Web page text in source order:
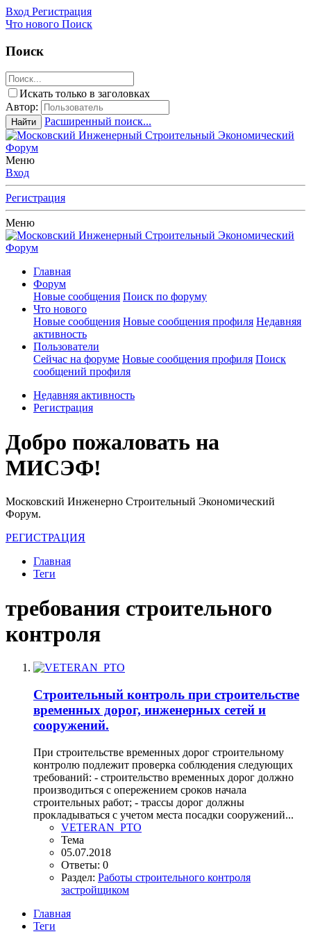
Вход Регистрация
Что нового Поиск
Поиск
Искать только в заголовках
Автор:
Найти Расширенный поиск...
Меню
Вход
Регистрация
Меню
Главная
Форум
Новые сообщения Поиск по форуму
Что нового
Новые сообщения Новые сообщения профиля Недавняя
активность
Пользователи
Сейчас на форуме Новые сообщения профиля Поиск
сообщений профиля
Недавняя активность
Регистрация
Добро пожаловать на
МИСЭФ!
Московский Инженерно Строительный Экономический
Форум.
РЕГИСТРАЦИЯ
Главная
Теги
требования строительного
контроля
Строительный контроль при строительстве
временных дорог, инженерных сетей и
сооружений.
При строительстве временных дорог строительному
контролю подлежит проверка соблюдения следующих
требований: - строительство временных дорог должно
производиться с опережением сроков начала
строительных работ; - трассы дорог должны
прокладываться с учетом места посадки сооружений...
VETERAN_PTO
Тема
05.07.2018
Ответы: 0
Раздел: Работы строительного контроля
застройщиком
Главная
Теги